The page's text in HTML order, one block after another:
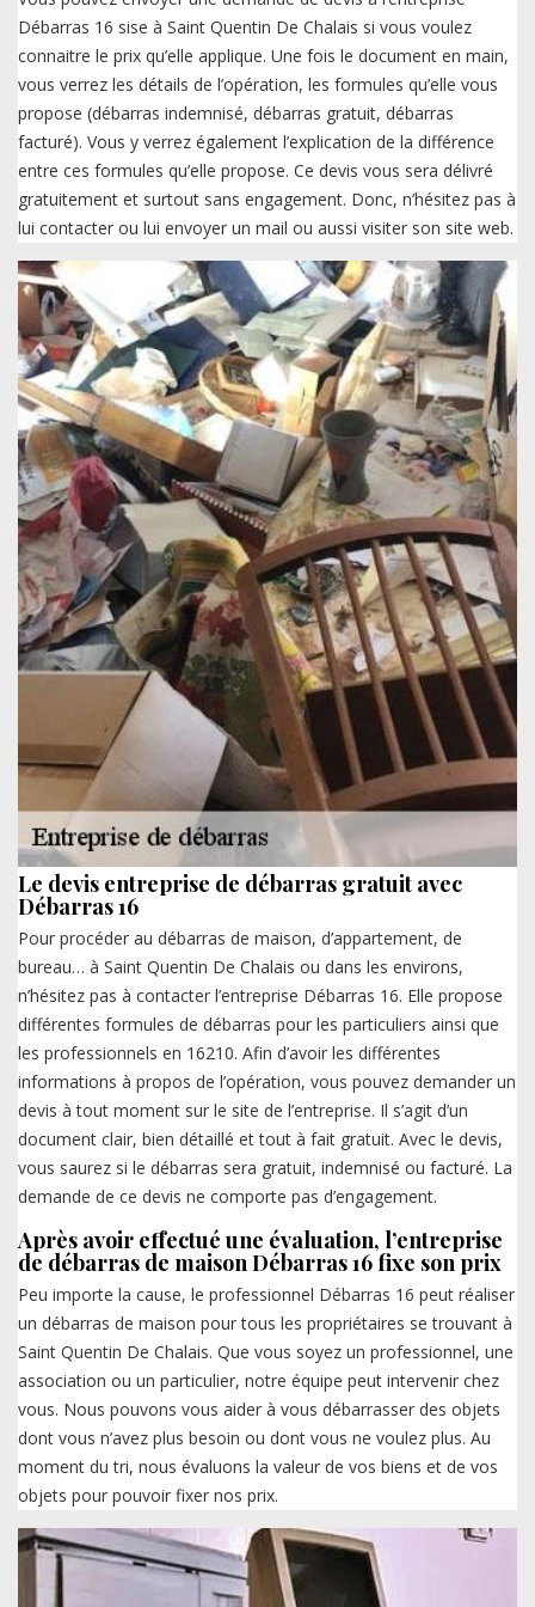
Débarras 16 sise à Saint Quentin De Chalais si vous voulez
connaitre le prix qu’elle applique. Une fois le document en main,
vous verrez les détails de l’opération, les formules qu’elle vous
propose (débarras indemnisé, débarras gratuit, débarras
facturé). Vous y verrez également l’explication de la différence
entre ces formules qu’elle propose. Ce devis vous sera délivré
gratuitement et surtout sans engagement. Donc, n’hésitez pas à
lui contacter ou lui envoyer un mail ou aussi visiter son site web.
Le devis entreprise de débarras gratuit avec
Débarras 16
Pour procéder au débarras de maison, d’appartement, de
bureau… à Saint Quentin De Chalais ou dans les environs,
n’hésitez pas à contacter l’entreprise Débarras 16. Elle propose
différentes formules de débarras pour les particuliers ainsi que
les professionnels en 16210. Afin d’avoir les différentes
informations à propos de l’opération, vous pouvez demander un
devis à tout moment sur le site de l’entreprise. Il s’agit d’un
document clair, bien détaillé et tout à fait gratuit. Avec le devis,
vous saurez si le débarras sera gratuit, indemnisé ou facturé. La
demande de ce devis ne comporte pas d’engagement.
Après avoir effectué une évaluation, l’entreprise
de débarras de maison Débarras 16 fixe son prix
Peu importe la cause, le professionnel Débarras 16 peut réaliser
un débarras de maison pour tous les propriétaires se trouvant à
Saint Quentin De Chalais. Que vous soyez un professionnel, une
association ou un particulier, notre équipe peut intervenir chez
vous. Nous pouvons vous aider à vous débarrasser des objets
dont vous n’avez plus besoin ou dont vous ne voulez plus. Au
moment du tri, nous évaluons la valeur de vos biens et de vos
objets pour pouvoir fixer nos prix.